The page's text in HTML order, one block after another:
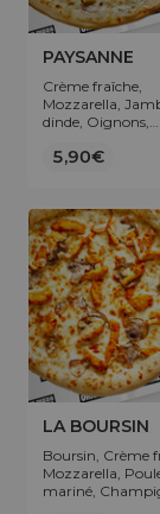
PAYSANNE
Crème fraîche,
Mozzarella,
dinde, Oignons,
5,90€
LA BOURSIN
Boursin, Crème
Mozzarella,
mariné,